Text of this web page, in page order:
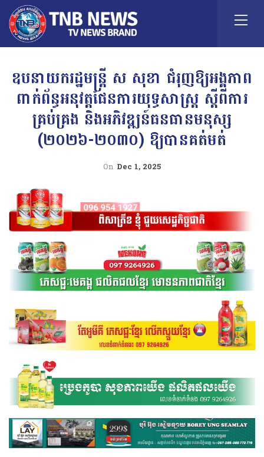
ឧបនាយករដ្ឋមន្រ្តី ស សុខា ជំរុញឱ្យអង្គភាព
ពាក់ព័ន្ធអនុវត្តផែនការយុទ្ធសាស្ត្រ ស្ដីពីការ
គ្រប់គ្រង និងអភិវឌ្ឍន៍ធនធានមនុស្ស
(២០២៦-២០៣០) ឱ្យបានគត់មត់
On Dec 1, 2025